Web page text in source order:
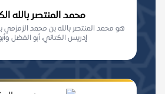
محمد المنتصر بالله
هو محمد المنتصر بالله بن محمد
إدريس الكتاني، أبو الفضل